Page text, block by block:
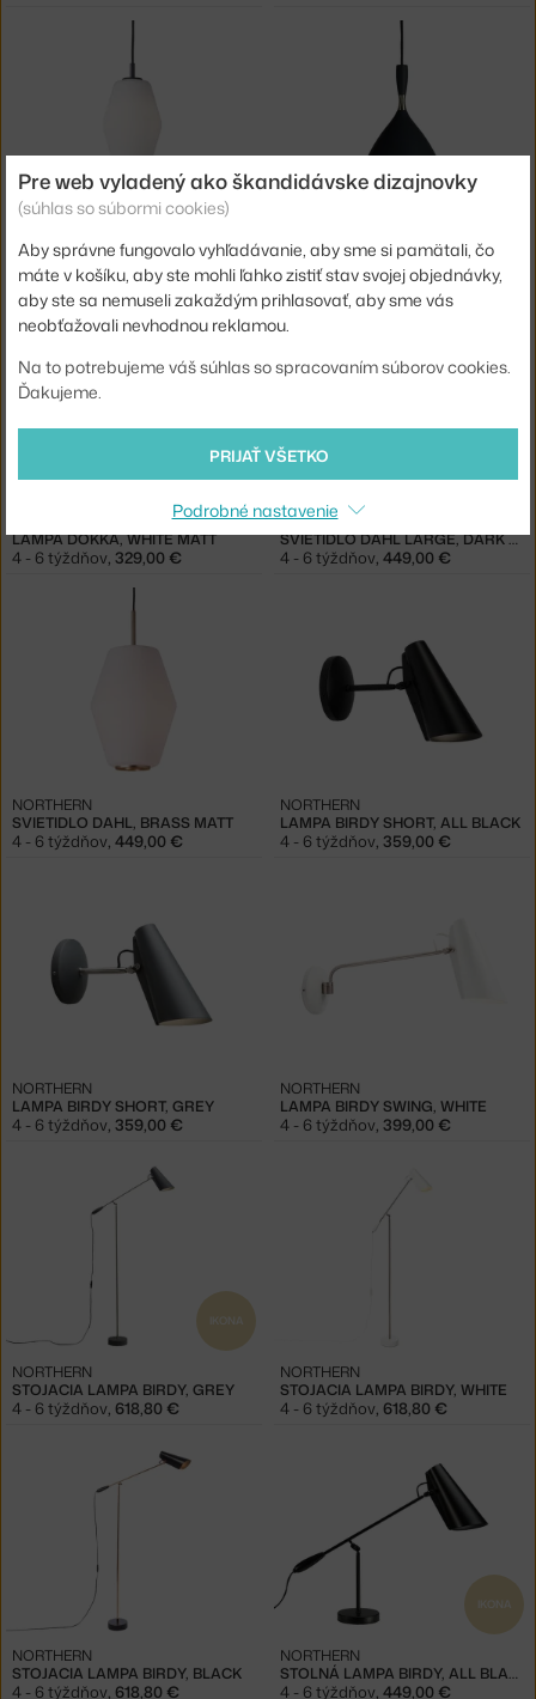
SVIETIDLO DAHL SMALL, DARK GREY
4 - 6 týždňov,349,00 €
LAMPA DOKKA, BLACK MATT
4 - 6 týždňov,329,00 €
LAMPA DOKKA, WHITE MATT
4 - 6 týždňov, 329,00 €
SVIETIDLO DAHL LARGE, DARK GREY
NORTHERN
4 - 6 týždňov, 449,00 €
SVIETIDLO DAHL, BRASS MATT
NORTHERN
4 - 6 týždňov, 449,00 €
LAMPA BIRDY SHORT, ALL BLACK
NORTHERN
4 - 6 týždňov, 359,00 €
LAMPA BIRDY SHORT, GREY
NORTHERN
4 - 6 týždňov, 359,00 €
LAMPA BIRDY SWING, WHITE
NORTHERN
4 - 6 týždňov, 399,00 €
IKONA
STOJACIA LAMPA BIRDY, GREY
NORTHERN
4 - 6 týždňov, 618,80 €
STOJACIA LAMPA BIRDY, WHITE
NORTHERN
4 - 6 týždňov, 618,80 €
STOJACIA LAMPA BIRDY, BLACK
NORTHERN
4 - 6 týždňov, 618,80 €
IKONA
STOLNÁ LAMPA BIRDY, ALL BLACK
NORTHERN
4 - 6 týždňov, 449,00 €
Pre web vyladený ako škandidávske dizajnovky
(súhlas so súbormi cookies)
Aby správne fungovalo vyhľadávanie, aby sme si pamätali, čo
máte v košíku, aby ste mohli ľahko zistiť stav svojej objednávky,
aby ste sa nemuseli zakaždým prihlasovať, aby sme vás
neobťažovali nevhodnou reklamou.
Na to potrebujeme váš súhlas so spracovaním súborov cookies.
Ďakujeme.
PRIJAŤ VŠETKO
Podrobné nastavenie